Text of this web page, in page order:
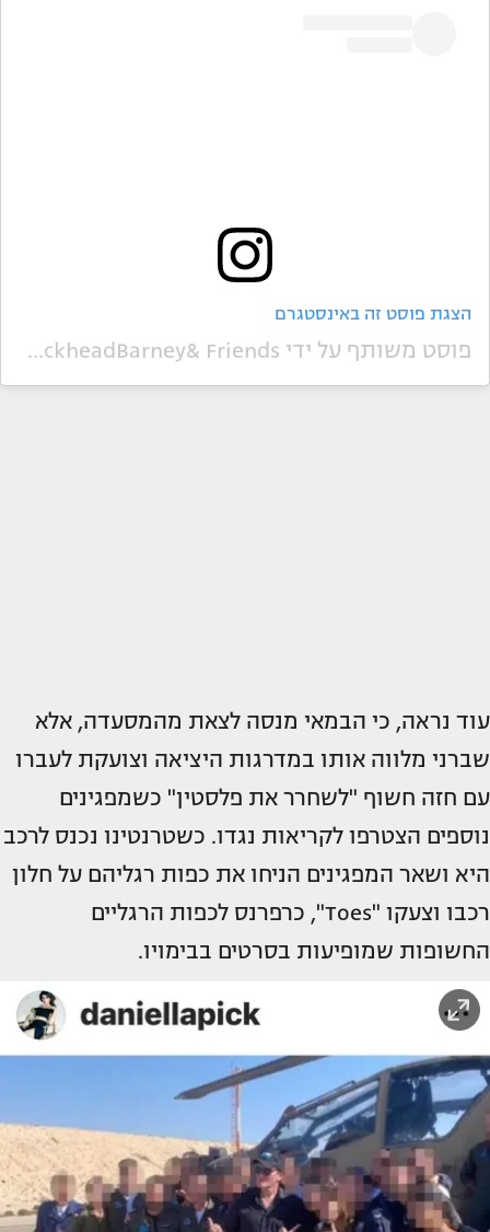
הצגת פוסט זה באינסטגרם
פוסט משותף על ידי ‏‎CrackheadBarney& Friends‎‏ (@‏‎crackheadbarneyandfriends‎‏)
עוד נראה, כי הבמאי מנסה לצאת מהמסעדה, אלא
שברני מלווה אותו במדרגות היציאה וצועקת לעברו
עם חזה חשוף "לשחרר את פלסטין" כשמפגינים
נוספים הצטרפו לקריאות נגדו. כשטרנטינו נכנס לרכב
היא ושאר המפגינים הניחו את כפות רגליהם על חלון
רכבו וצעקו "Toes", כרפרנס לכפות הרגליים
החשופות שמופיעות בסרטים בבימויו.